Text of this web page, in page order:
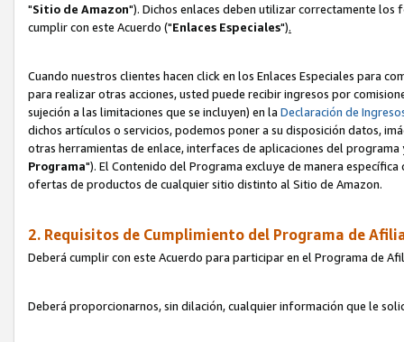
"Sitio de Amazon"). Dichos enlaces deben utilizar correctamente los
cumplir con este Acuerdo ("Enlaces Especiales").
Cuando nuestros clientes hacen click en los Enlaces Especiales para
para realizar otras acciones, usted puede recibir ingresos por
sujeción a las limitaciones que se incluyen) en la Declaración de
dichos artículos o servicios, podemos poner a su disposición datos,
otras herramientas de enlace, interfaces de aplicaciones del
Programa"). El Contenido del Programa excluye de manera
ofertas de productos de cualquier sitio distinto al Sitio de Amazon.
2. Requisitos de Cumplimiento del Programa de
Deberá cumplir con este Acuerdo para participar en el Programa de
Deberá proporcionarnos, sin dilación, cualquier información que le